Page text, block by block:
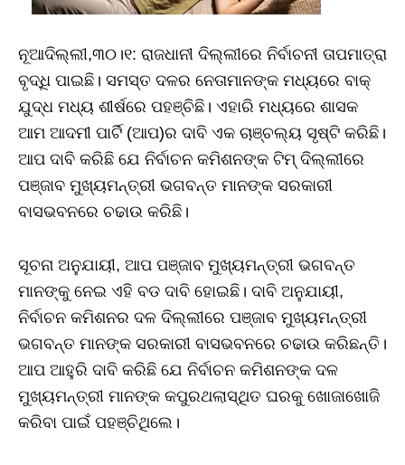
ନୂଆଦିଲ୍ଲୀ,୩୦।୧: ରାଜଧାନୀ ଦିଲ୍ଲୀରେ ନିର୍ବାଚନୀ ତାପମାତ୍ରା
ବୃଦ୍ଧି ପାଇଛି। ସମସ୍ତ ଦଳର ନେତାମାନଙ୍କ ମଧ୍ୟରେ ବାକ୍
ଯୁଦ୍ଧ ମଧ୍ୟ ଶୀର୍ଷରେ ପହଞ୍ଚିଛି। ଏହାରି ମଧ୍ୟରେ ଶାସକ
ଆମ ଆଦମୀ ପାର୍ଟି (ଆପ)ର ଦାବି ଏକ ଚାଞ୍ଚଲ୍ୟ ସୃଷ୍ଟି କରିଛି।
ଆପ ଦାବି କରିଛି ଯେ ନିର୍ବାଚନ କମିଶନଙ୍କ ଟିମ୍ ଦିଲ୍ଲୀରେ
ପଞ୍ଜାବ ମୁଖ୍ୟମନ୍ତ୍ରୀ ଭଗବନ୍ତ ମାନଙ୍କ ସରକାରୀ
ବାସଭବନରେ ଚଢାଉ କରିଛି।
ସୂଚନା ଅନୁଯାୟୀ, ଆପ ପଞ୍ଜାବ ମୁଖ୍ୟମନ୍ତ୍ରୀ ଭଗବନ୍ତ
ମାନଙ୍କୁ ନେଇ ଏହି ବଡ ଦାବି ହୋଇଛି। ଦାବି ଅନୁଯାୟୀ,
ନିର୍ବାଚନ କମିଶନର ଦଳ ଦିଲ୍ଲୀରେ ପଞ୍ଜାବ ମୁଖ୍ୟମନ୍ତ୍ରୀ
ଭଗବନ୍ତ ମାନଙ୍କ ସରକାରୀ ବାସଭବନରେ ଚଢାଉ କରିଛନ୍ତି।
ଆପ ଆହୁରି ଦାବି କରିଛି ଯେ ନିର୍ବାଚନ କମିଶନଙ୍କ ଦଳ
ମୁଖ୍ୟମନ୍ତ୍ରୀ ମାନଙ୍କ କପୁରଥଲାସ୍ଥିତ ଘରକୁ ଖୋଜାଖୋଜି
କରିବା ପାଇଁ ପହଞ୍ଚିଥିଲେ।